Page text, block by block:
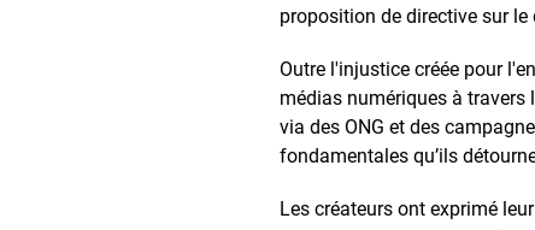
proposition de directive sur
Outre l'injustice créée pour
médias numériques à
via des ONG et des
fondamentales qu’ils
Les créateurs ont exprimé